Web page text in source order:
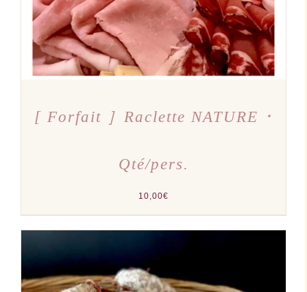
[ Forfait ］Raclette NATURE ･
Qté/pers.
10,00€